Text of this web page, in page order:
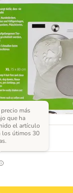
más
que ha
el artículo
los útimos 30